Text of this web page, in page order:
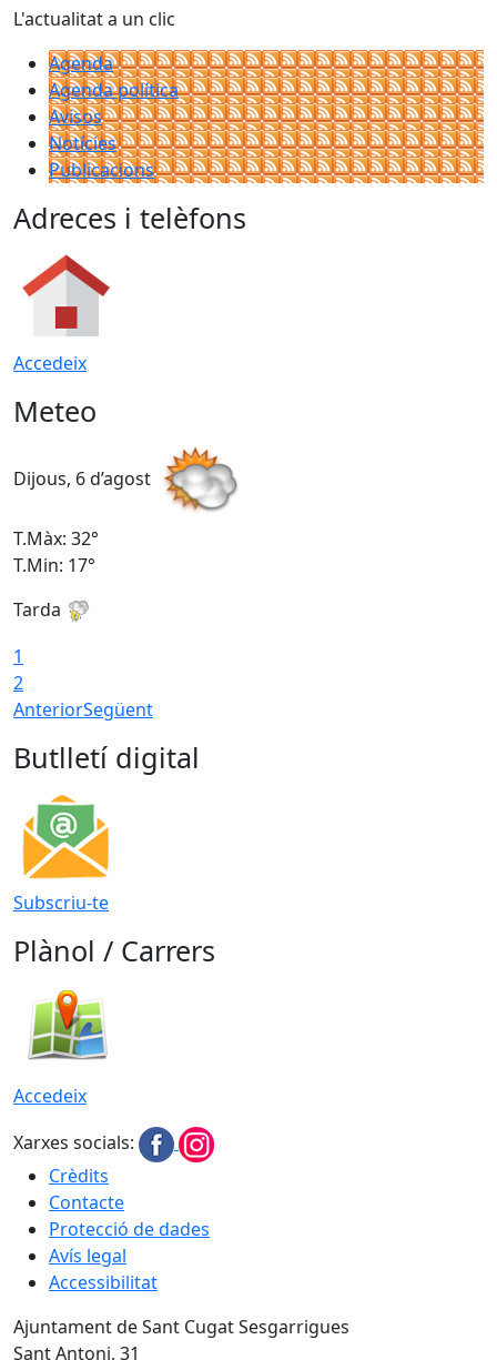
L'actualitat a un clic
Agenda
Agenda política
Avisos
Notícies
Publicacions
Adreces i telèfons
Accedeix
Meteo
Dijous, 6 d’agost
T.Màx: 32°
T.Min: 17°
Tarda
1
2
AnteriorSegüent
Butlletí digital
Subscriu-te
Plànol / Carrers
Accedeix
Xarxes socials:
Crèdits
Contacte
Protecció de dades
Avís legal
Accessibilitat
Ajuntament de Sant Cugat Sesgarrigues
Sant Antoni, 31